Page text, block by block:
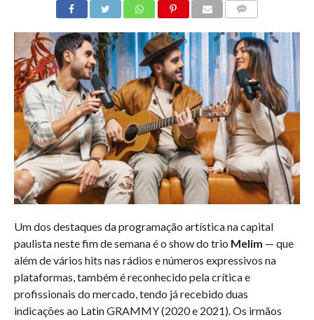
Um dos destaques da programação artística na capital
paulista neste fim de semana é o show do trio Melim — que
além de vários hits nas rádios e números expressivos na
plataformas, também é reconhecido pela crítica e
profissionais do mercado, tendo já recebido duas
indicações ao Latin GRAMMY (2020 e 2021). Os irmãos